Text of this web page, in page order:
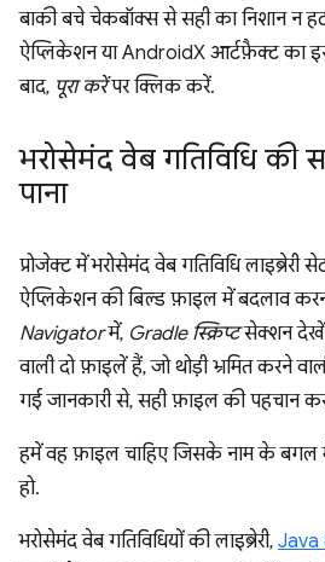
बाकी बचे चेकबॉक्स से सही का निशान न
ऐप्लिकेशन या AndroidX आर्टफ़ैक्ट का
बाद, पूरा करेंपर क्लिक करें.
भरोसेमंद वेब गतिविधि की
पाना
प्रोजेक्ट में भरोसेमंद वेब गतिविधि
ऐप्लिकेशन की बिल्ड फ़ाइल में बदलाव
Navigatorमें, Gradle स्क्रिप्टसेक्शन
वाली दो फ़ाइलें हैं, जो थोड़ी भ्रमित करने
गई जानकारी से, सही फ़ाइल की पहचान
हमें वह फ़ाइल चाहिए जिसके नाम के बगल
हो.
भरोसेमंद वेब गतिविधियों की लाइब्रेरी, Java